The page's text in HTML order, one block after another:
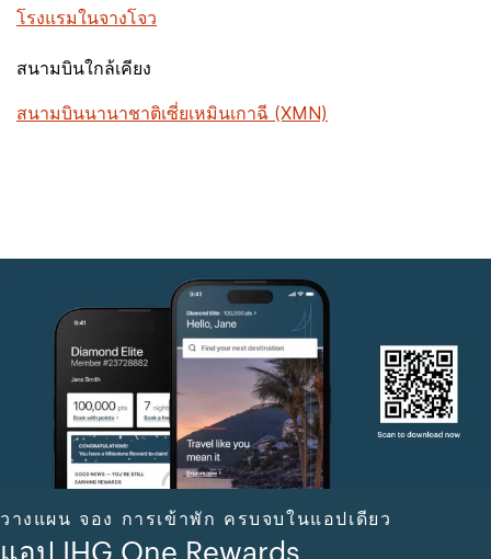
โรงแรมในจางโจว
สนามบินใกล้เคียง
สนามบินนานาชาติเซี่ยเหมินเกาฉี (XMN)
วางแผน จอง การเข้าพัก ครบจบในแอปเดียว
แอป IHG One Rewards